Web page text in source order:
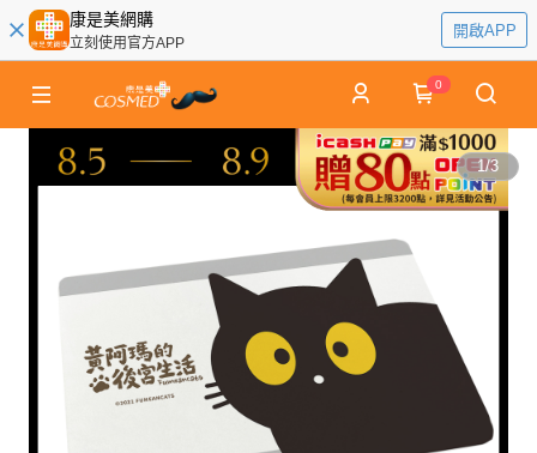
康是美網購
立刻使用官方APP
開啟APP
0
1/3